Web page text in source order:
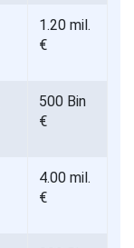
1.20 mil.
€
500 Bin
€
4.00 mil.
€